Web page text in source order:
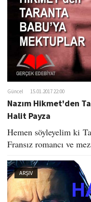
Güncel 15.01.2017 22:00
Nazım Hikmet'den
Halit Payza
​Hemen söyleyelim ki
Fransız romancı ve
ARŞIV